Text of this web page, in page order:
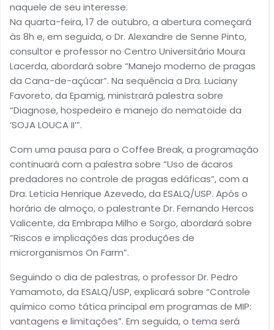
naquele de seu interesse.
Na quarta-feira, 17 de outubro, a abertura começará
às 8h e, em seguida, o Dr. Alexandre de Senne Pinto,
consultor e professor no Centro Universitário Moura
Lacerda, abordará sobre “Manejo moderno de pragas
da Cana-de-açúcar”. Na sequência a Dra. Luciany
Favoreto, da Epamig, ministrará palestra sobre
“Diagnose, hospedeiro e manejo do nematoide da
‘SOJA LOUCA II’”.
Com uma pausa para o Coffee Break, a programação
continuará com a palestra sobre “Uso de ácaros
predadores no controle de pragas edáficas”, com a
Dra. Leticia Henrique Azevedo, da ESALQ/USP. Após o
horário de almoço, o palestrante Dr. Fernando Hercos
Valicente, da Embrapa Milho e Sorgo, abordará sobre
“Riscos e implicações das produções de
microrganismos On Farm”.
Seguindo o dia de palestras, o professor Dr. Pedro
Yamamoto, da ESALQ/USP, explicará sobre “Controle
químico como tática principal em programas de MIP:
vantagens e limitações”. Em seguida, o tema será